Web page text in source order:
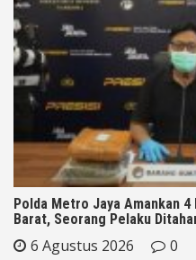
Polda Metro Jaya Amankan
Barat, Seorang Pelaku
6 Agustus 2026 0